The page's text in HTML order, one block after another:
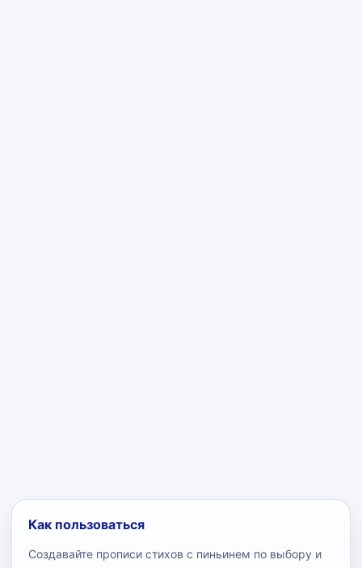
Как пользоваться
Создавайте прописи стихов с пиньинем по выбору и